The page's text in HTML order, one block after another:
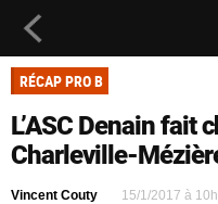
RÉCAP PRO B
L’ASC Denain fait
Charleville-
Vincent Couty 15/1/2017 à